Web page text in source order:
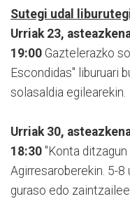
Sutegi udal
Urriak 23,
19:00 Gaztelerazko
Escondidas" liburuari
solasaldia egilearekin.
Urriak 30,
18:30 "Konta ditzagun
Agirresaroberekin. 5-
guraso edo